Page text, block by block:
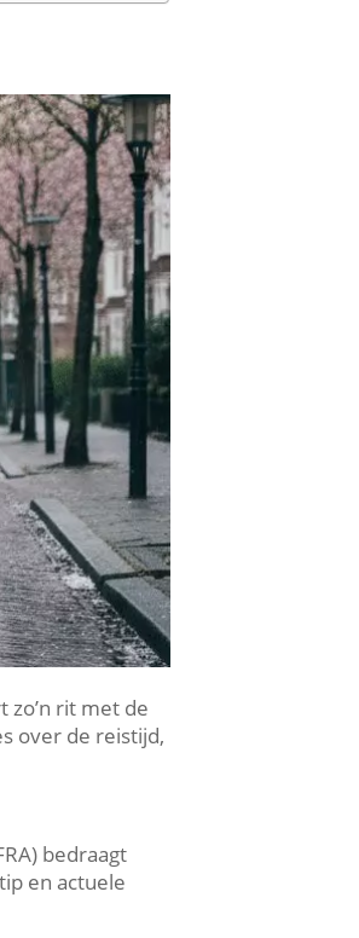
zo’n rit met de
over de reistijd,
bedraagt
en actuele